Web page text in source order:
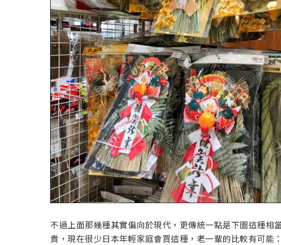
不過上面那幾種其實偏向於現代，更傳統一點是下圖這種相
貴，現在很少日本年輕家庭會買這種，老一輩的比較有可能：